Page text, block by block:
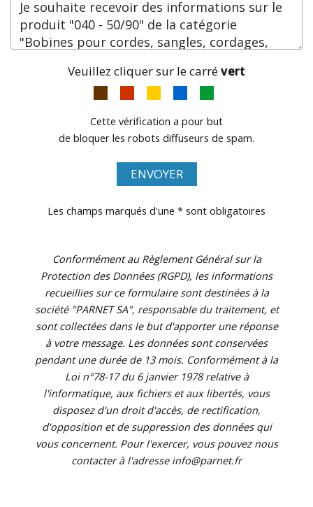
Veuillez cliquer sur le carrévert
Cette vérification a pour but
de bloquer les robots diffuseurs de spam.
ENVOYER
Les champs marqués d'une * sont obligatoires
Conformément au Règlement Général sur la
Protection des Données (RGPD), les informations
recueillies sur ce formulaire sont destinées à la
société "PARNET SA", responsable du traitement, et
sont collectées dans le but d'apporter une réponse
à votre message. Les données sont conservées
pendant une durée de 13 mois. Conformément à la
Loi n°78-17 du 6 janvier 1978 relative à
l'informatique, aux fichiers et aux libertés, vous
disposez d'un droit d'accès, de rectification,
d'opposition et de suppression des données qui
vous concernent. Pour l'exercer, vous pouvez nous
contacter à l'adresse info@parnet.fr